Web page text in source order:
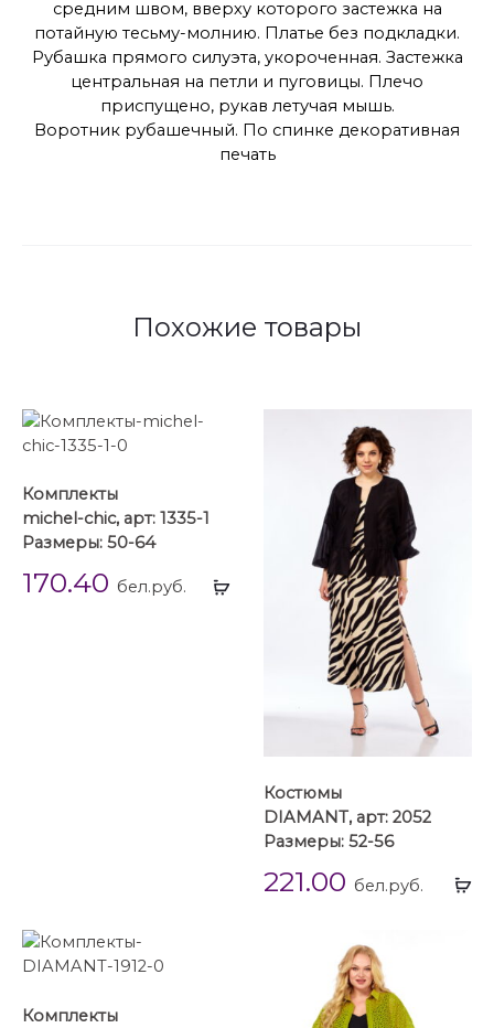
средним швом, вверху которого застежка на
потайную тесьму-молнию. Платье без подкладки.
Рубашка прямого силуэта, укороченная. Застежка
центральная на петли и пуговицы. Плечо
приспущено, рукав летучая мышь.
Воротник рубашечный. По спинке декоративная
печать
Похожие товары
Выбрать
Комплекты
michel-chic, арт: 1335-1
Размеры: 50-64
170.40 бел.руб.
Костюмы
DIAMANT, арт: 2052
Размеры: 52-56
221.00 бел.руб.
Комплекты